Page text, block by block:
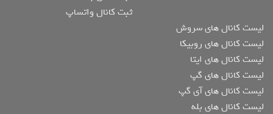
ثبت کانال واتساپ
لیست کانال های سروش
لیست کانال های روبیکا
لیست کانال های ایتا
لیست کانال های گپ
لیست کانال های آی گپ
لیست کانال های بله